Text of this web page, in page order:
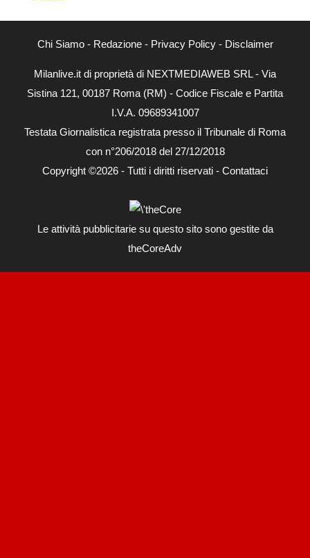
Chi Siamo- Redazione- Privacy Policy- Disclaimer
Milanlive.it di proprietà di NEXTMEDIAWEB SRL - Via
Sistina 121, 00187 Roma (RM) - Codice Fiscale e Partita
I.V.A. 09689341007
Testata Giornalistica registrata presso il Tribunale di Roma
con n°206/2018 del 27/12/2018
Copyright ©2026 - Tutti i diritti riservati - Contattaci
Le attività pubblicitarie su questo sito sono gestite da
theCoreAdv